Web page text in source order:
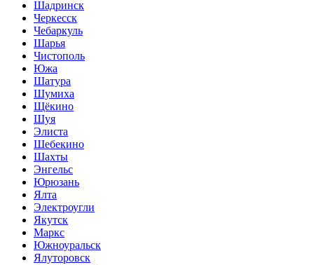
Шадринск
Черкесск
Чебаркуль
Шарья
Чистополь
Южа
Шатура
Шумиха
Щёкино
Шуя
Элиста
Шебекино
Шахты
Энгельс
Юрюзань
Ялта
Электроугли
Якутск
Маркс
Южноуральск
Ялуторовск